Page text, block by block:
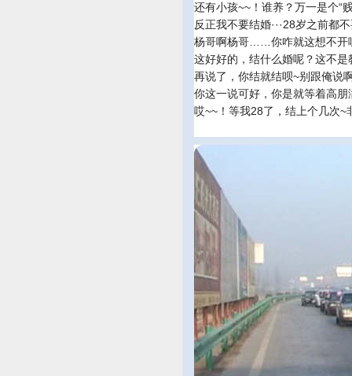
还有小孩~~！谁养？万一是个“
反正我不要结婚···28岁之前都
杨哥啊杨哥……你咋就这想不开
这好好的，结什么婚呢？这不是
再说了，你结就结呗~别跟俺说
你这一说可好，你是就等着高
哎~~！等我28了，结上个几次~